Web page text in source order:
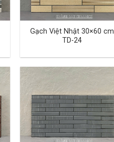
Gạch Việt Nhật 30×60 cm
TD-24